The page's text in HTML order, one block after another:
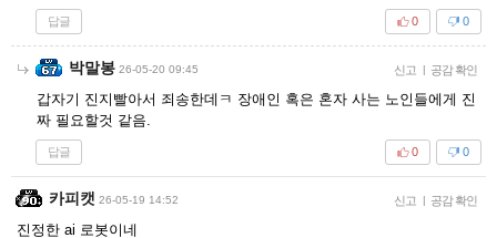
답글 0
0
박말봉 26-05-20 09:45 신고 | 공감 확인
갑자기 진지빨아서 죄송한데ㅋ 장애인 혹은 혼자 사는 노인들에게 진
짜 필요할것 같음.
답글 0
0
카피캣 26-05-19 14:52 신고 | 공감 확인
진정한 ai 로봇이네